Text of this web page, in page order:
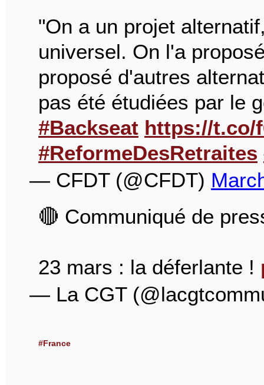
"On a un projet
universel. On l'a
proposé d'autres
pas été étudiées par le
#Backseat https://t.co/
#ReformeDesRetraites
— CFDT (@CFDT)
🔴 Communiqué de
23 mars : la déferlante !
— La CGT
#France